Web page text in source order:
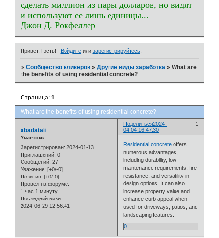
сделать миллион из пары долларов, но видят
и используют ее лишь единицы...
Джон Д. Рокфеллер
Привет, Гость! Войдитеили зарегистрируйтесь.
»Сообщество кликеров »Другие виды заработка »What are
the benefits of using residential concrete?
What are the benefits of using residential concrete?
Страница:1
Поделиться 1
2024-
04-04 16:47:30
abadatali
Участник
Зарегистрирован: 2024-01-13
Приглашений: 0
Сообщений: 27
Уважение: [+0/-0]
Позитив: [+0/-0]
Провел на форуме:
1 час 1 минуту
Последний визит:
2024-06-29 12:56:41
Residential concrete offers
numerous advantages,
including durability, low
maintenance requirements, fire
resistance, and versatility in
design options. It can also
increase property value and
enhance curb appeal when
used for driveways, patios, and
landscaping features.
0